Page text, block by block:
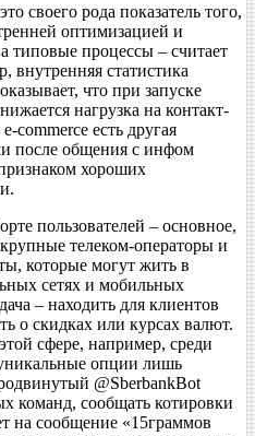
своего рода показатель того,
оптимизацией и
типовые процессы – считает
статистика
что при запуске
нагрузка на контакт-
commerce есть другая
после общения с инфом
хороших
пользователей – основное,
телеком-операторы и
которые могут жить в
сетях и мобильных
– находить для клиентов
о скидках или курсах валют.
сфере, например, среди
опции лишь
@SberbankBot
команд, сообщать котировки
на сообщение «15граммов